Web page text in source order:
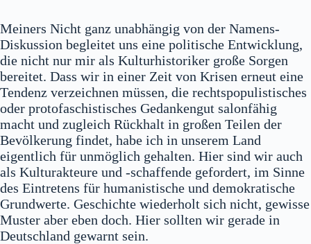
Meiners Nicht ganz unabhängig von der Namens-
Diskussion begleitet uns eine politische Entwicklung,
die nicht nur mir als Kulturhistoriker große Sorgen
bereitet. Dass wir in einer Zeit von Krisen erneut eine
Tendenz verzeichnen müssen, die rechtspopulistisches
oder protofaschistisches Gedankengut salonfähig
macht und zugleich Rückhalt in großen Teilen der
Bevölkerung findet, habe ich in unserem Land
eigentlich für unmöglich gehalten. Hier sind wir auch
als Kulturakteure und -schaffende gefordert, im Sinne
des Eintretens für humanistische und demokratische
Grundwerte. Geschichte wiederholt sich nicht, gewisse
Muster aber eben doch. Hier sollten wir gerade in
Deutschland gewarnt sein.